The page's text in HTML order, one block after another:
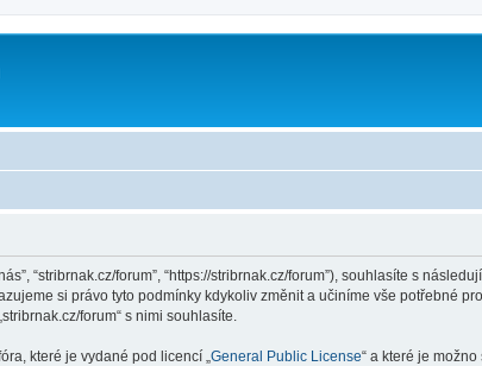
“stribrnak.cz/forum”, “https://stribrnak.cz/forum”), souhlasíte s
si právo tyto podmínky kdykoliv změnit a učiníme vše potřebné
forum“ s nimi souhlasíte.
které je vydané pod licencí „ General Public License“ a které je